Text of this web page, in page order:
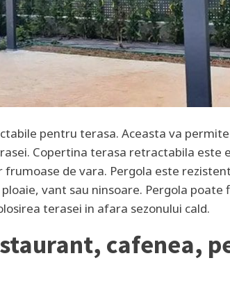
pentru terasa. Aceasta va
Copertina terasa retractabila este
de vara. Pergola este
vant sau ninsoare. Pergola poate
terasei in afara sezonului cald.
cafenea,